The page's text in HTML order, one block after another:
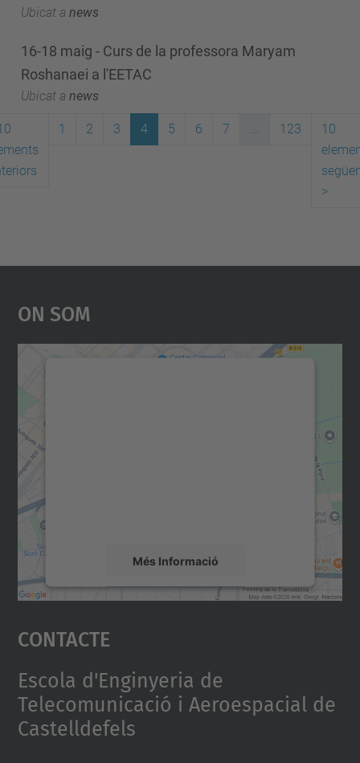
Ubicat a news
16-18 maig - Curs de la professora Maryam
Roshanaei a l'EETAC
Ubicat a news
1 2 3 4 5 6 7 ... 123
10
>
On Som
Més Informació
Accepta
powered by
Contacte
Escola d'Enginyeria de
Telecomunicació i Aeroespacial de
Castelldefels